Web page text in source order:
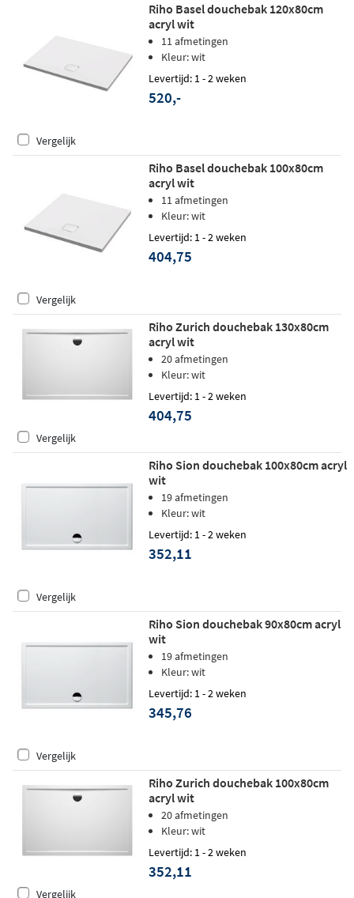
Riho Basel douchebak 120x80cm
acryl wit
11 afmetingen
Kleur: wit
Levertijd: 1 - 2 weken
520,-
Vergelijk
Riho Basel douchebak 100x80cm
acryl wit
11 afmetingen
Kleur: wit
Levertijd: 1 - 2 weken
404,75
Vergelijk
Riho Zurich douchebak 130x80cm
acryl wit
20 afmetingen
Kleur: wit
Levertijd: 1 - 2 weken
404,75
Vergelijk
Riho Sion douchebak 100x80cm acryl
wit
19 afmetingen
Kleur: wit
Levertijd: 1 - 2 weken
352,11
Vergelijk
Riho Sion douchebak 90x80cm acryl
wit
19 afmetingen
Kleur: wit
Levertijd: 1 - 2 weken
345,76
Vergelijk
Riho Zurich douchebak 100x80cm
acryl wit
20 afmetingen
Kleur: wit
Levertijd: 1 - 2 weken
352,11
Vergelijk